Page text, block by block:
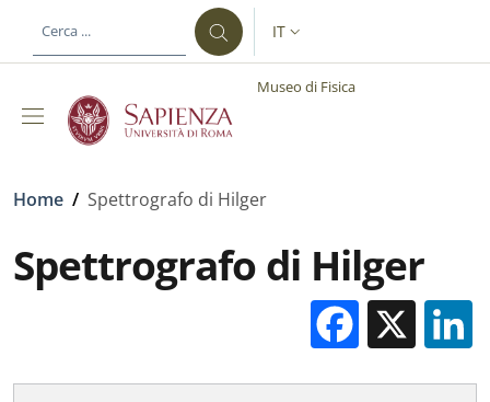
al contenuto principale
SELETTORE LINGUA:
IT
Museo di Fisica
Briciole di pane
Home / Spettrografo di Hilger
Spettrografo di Hilger
X